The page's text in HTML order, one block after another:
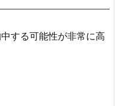
する可能性が非常に高